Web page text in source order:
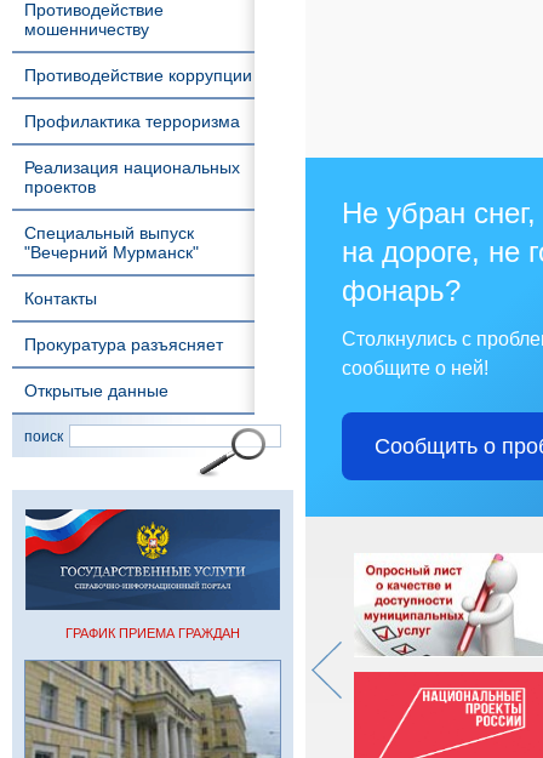
Противодействие
мошенничеству
Противодействие коррупции
Профилактика терроризма
Реализация национальных
проектов
Специальный выпуск
"Вечерний Мурманск"
Контакты
Прокуратура разъясняет
Открытые данные
поиск
ГРАФИК ПРИЕМА ГРАЖДАН
Не убран
на дороге, не
фонарь?
Столкнулись с
сообщите о ней!
Сообщить о